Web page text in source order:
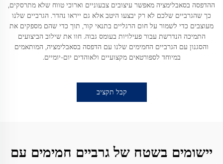
ההדפסה בסאבלימציה מאפשר עיצובים צבעוניים וארוכי טווח שלא מתרסקים,
כך שהגרביים שלכם לא רק יבצעו היטב אלא גם ייראו נהדר. הגרביים שלנו
מעוצבים כדי לשמור על חום הרגליים בתנאי קור, תוך כדי שהם מספקים את
התמיכה הנדרשת עבור פעילויות בעומס גבוה. חוו את שילוב הביצועים
והסגנון עם הגרביים החמימים שלנו עם הדפסה בסאבלימציה, המותאמים
במיוחד לספורטאים מקצועיים ולאוהדים יום-יומיים.
קבל תקציב
יישומים בשטח של גרביים חמימים עם